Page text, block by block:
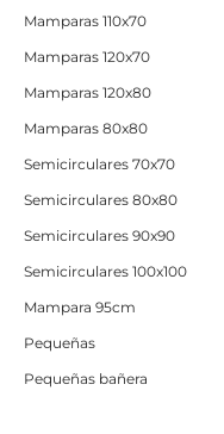
Mamparas 110x70
Mamparas 120x70
Mamparas 120x80
Mamparas 80x80
Semicirculares 70x70
Semicirculares 80x80
Semicirculares 90x90
Semicirculares 100x100
Mampara 95cm
Pequeñas
Pequeñas bañera